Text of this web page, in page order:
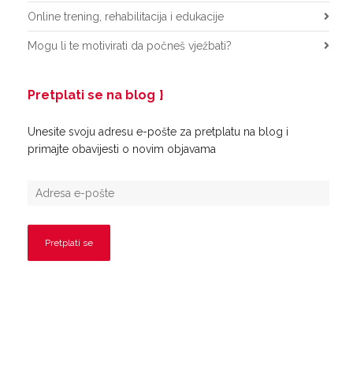
Online trening, rehabilitacija i edukacije
Mogu li te motivirati da počneš vježbati?
Pretplati se na blog
Unesite svoju adresu e-pošte za pretplatu na blog i
primajte obavijesti o novim objavama